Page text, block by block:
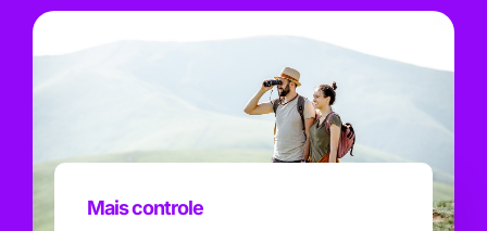
Mais controle